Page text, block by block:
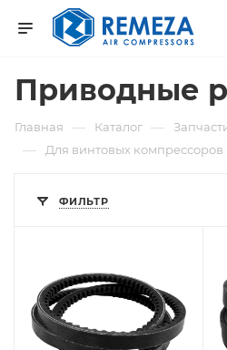
Приводные
Главная — Каталог —
— Для винтовых компрессоров
ФИЛЬТР